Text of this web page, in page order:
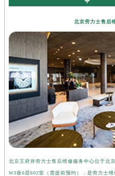
北京劳力士售后
北京王府井劳力士售后维修服务中心位于北
W3座6层602室（需提前预约），是劳力士